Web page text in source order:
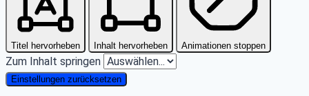
Titel hervorheben Inhalt hervorheben Animationen stoppen
Zum Inhalt springen
Einstellungen zurücksetzen